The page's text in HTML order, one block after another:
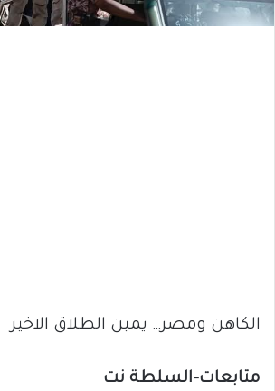
الكاهن ومصر… يمين الطلاق الاخير
متابعات-السلطة نت